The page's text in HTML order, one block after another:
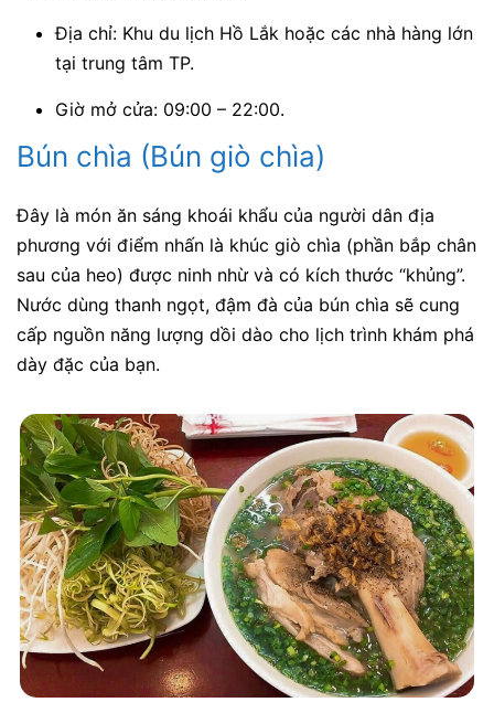
Địa chỉ: Khu du lịch Hồ Lắk hoặc các nhà hàng lớn
tại trung tâm TP.
Giờ mở cửa: 09:00 – 22:00.
Bún chìa (Bún giò chìa)
Đây là món ăn sáng khoái khẩu của người dân địa
phương với điểm nhấn là khúc giò chìa (phần bắp chân
sau của heo) được ninh nhừ và có kích thước “khủng”.
Nước dùng thanh ngọt, đậm đà của bún chìa sẽ cung
cấp nguồn năng lượng dồi dào cho lịch trình khám phá
dày đặc của bạn.